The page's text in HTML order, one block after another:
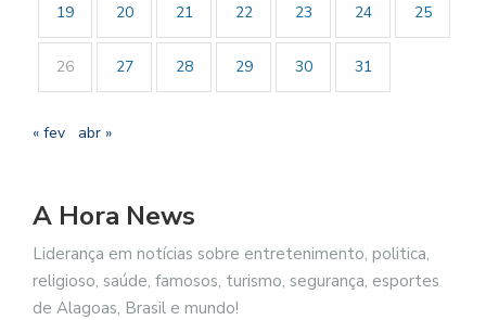
19 20 21 22 23 24 25
26 27 28 29 30 31
« fev abr »
A Hora News
Liderança em notícias sobre entretenimento, politica,
religioso, saúde, famosos, turismo, segurança, esportes
de Alagoas, Brasil e mundo!